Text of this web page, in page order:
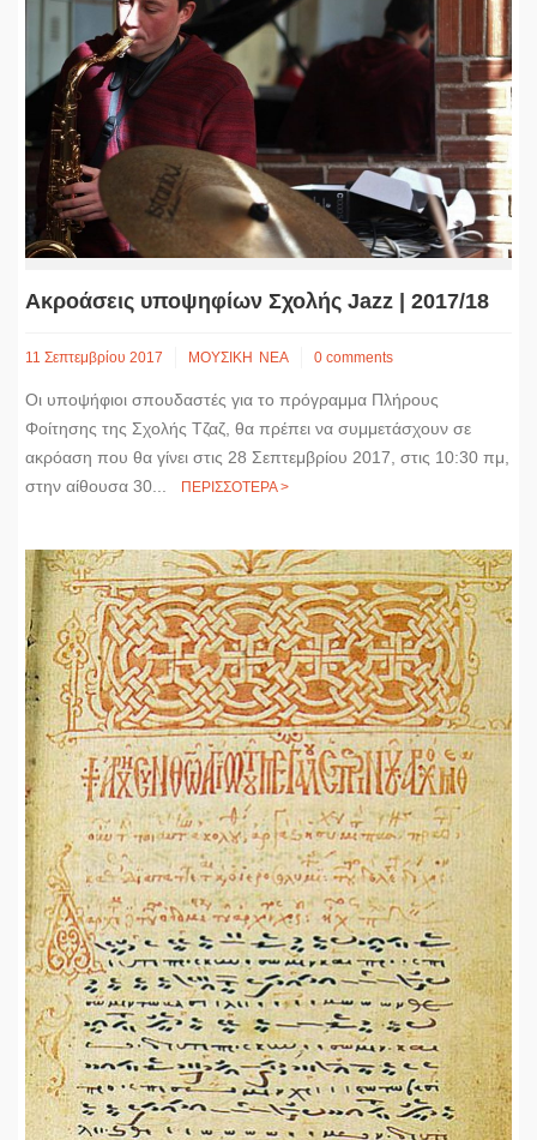
Ακροάσεις υποψηφίων Σχολής Jazz | 2017/18
11 Σεπτεμβρίου 2017 ΜΟΥΣΙΚΗ ΝΕΑ 0 comments
Οι υποψήφιοι σπουδαστές για το πρόγραμμα Πλήρους
Φοίτησης της Σχολής Τζαζ, θα πρέπει να συμμετάσχουν σε
ακρόαση που θα γίνει στις 28 Σεπτεμβρίου 2017, στις 10:30 πμ,
στην αίθουσα 30...
ΠΕΡΙΣΣΟΤΕΡΑ >